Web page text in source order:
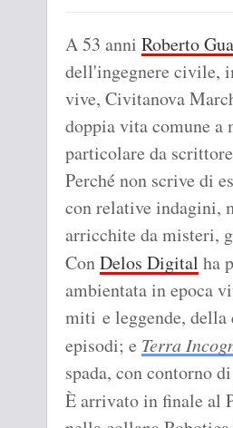
A 53 anni Roberto
dell'ingegnere civile,
vive, Civitanova
doppia vita comune
particolare da
Perché non scrive di
con relative indagini,
arricchite da misteri,
ConDelos Digital ha
ambientata in epoca
miti e leggende, della
episodi; e Terra
spada, con contorno
È arrivato in finale al